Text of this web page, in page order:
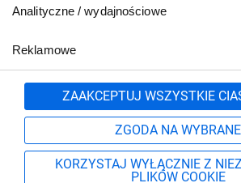
Analityczne / wydajnościowe
Reklamowe
ZAAKCEPTUJ WSZYSTKIE
ZGODA NA WYBRANE
KORZYSTAJ WYŁĄCZNIE Z
PLIKÓW COOKIE
801 500 700 lub
71 37
Formularz kontaktowy